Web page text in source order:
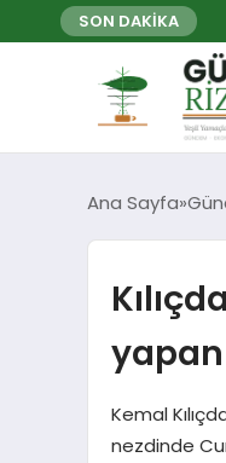
SON DAKİKA
Ana Sayfa
yapan
Kemal
nezdinde